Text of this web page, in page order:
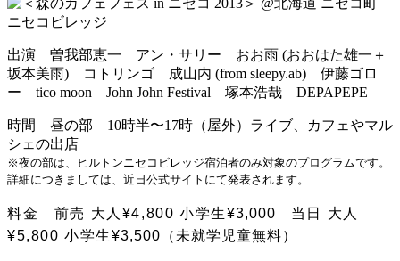
出演 曽我部恵一 アン・サリー おお雨 (おおはた雄一＋
坂本美雨) コトリンゴ 成山内 (from sleepy.ab) 伊藤ゴロ
ー tico moon John John Festival 塚本浩哉 DEPAPEPE
時間 昼の部 10時半〜17時（屋外）ライブ、カフェやマル
シェの出店
※夜の部は、ヒルトンニセコビレッジ宿泊者のみ対象のプログラムです。
詳細につきましては、近日公式サイトにて発表されます。
料金 前売 大人¥4,800 小学生¥3,000 当日 大人
¥5,800 小学生¥3,500（未就学児童無料）